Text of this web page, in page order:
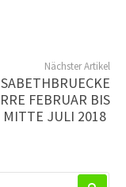
Nächster Artikel
FEBRUAR BIS
MITTE JULI 2018